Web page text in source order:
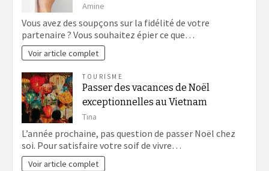
Amine
Vous avez des soupçons sur la fidélité de votre
partenaire ? Vous souhaitez épier ce que…
Voir article complet
TOURISME
Passer des vacances de Noël
exceptionnelles au Vietnam
Tina
L’année prochaine, pas question de passer Noël chez
soi. Pour satisfaire votre soif de vivre…
Voir article complet